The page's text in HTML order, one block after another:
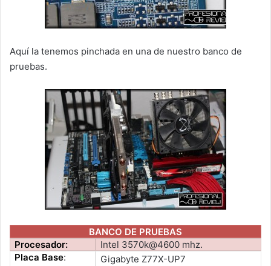
Aquí la tenemos pinchada en una de nuestro banco de
pruebas.
BANCO DE PRUEBAS
Procesador:
Intel 3570k@4600 mhz.
Placa Base:
Gigabyte Z77X-UP7